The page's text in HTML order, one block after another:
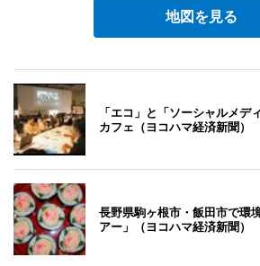
地図を見る
「エコ」と「ソーシャルメデ
カフェ（ヨコハマ経済新聞）
長野県駒ヶ根市・飯田市で環
アー」（ヨコハマ経済新聞）